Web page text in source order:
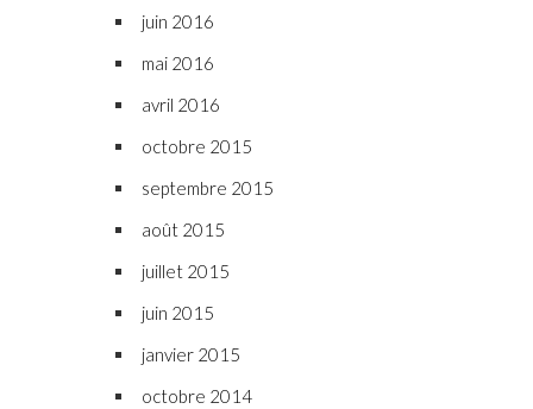
juin 2016
mai 2016
avril 2016
octobre 2015
septembre 2015
août 2015
juillet 2015
juin 2015
janvier 2015
octobre 2014